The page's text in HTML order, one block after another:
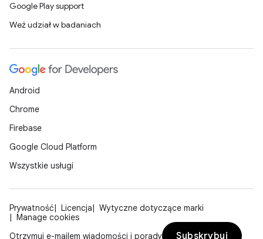
Google Play support
Weź udział w badaniach
Android
Chrome
Firebase
Google Cloud Platform
Wszystkie usługi
Prywatność Licencja
Wytyczne dotyczące marki
Manage cookies
Otrzymuj e-mailem wiadomości i porady
Subskrybuj